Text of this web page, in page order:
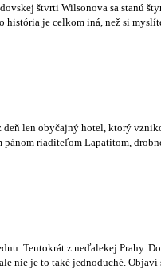
štvrti Wilsonova sa stanú
je celkom iná, než si
deň len obyčajný hotel, ktorý
riaditeľom Lapatitom,
Tentokrát z neďalekej Prahy.
nie je to také jednoduché.